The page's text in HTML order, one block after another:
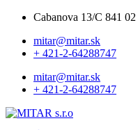
Cabanova 13/C 841
mitar@mitar.sk
+ 421-2-64288747
mitar@mitar.sk
+ 421-2-64288747